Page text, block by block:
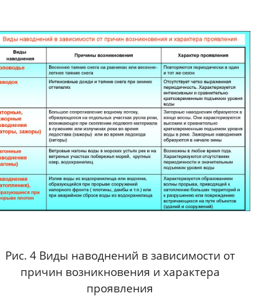
Рис. 4 Виды наводнений в зависимости от
причин возникновения и характера
проявления